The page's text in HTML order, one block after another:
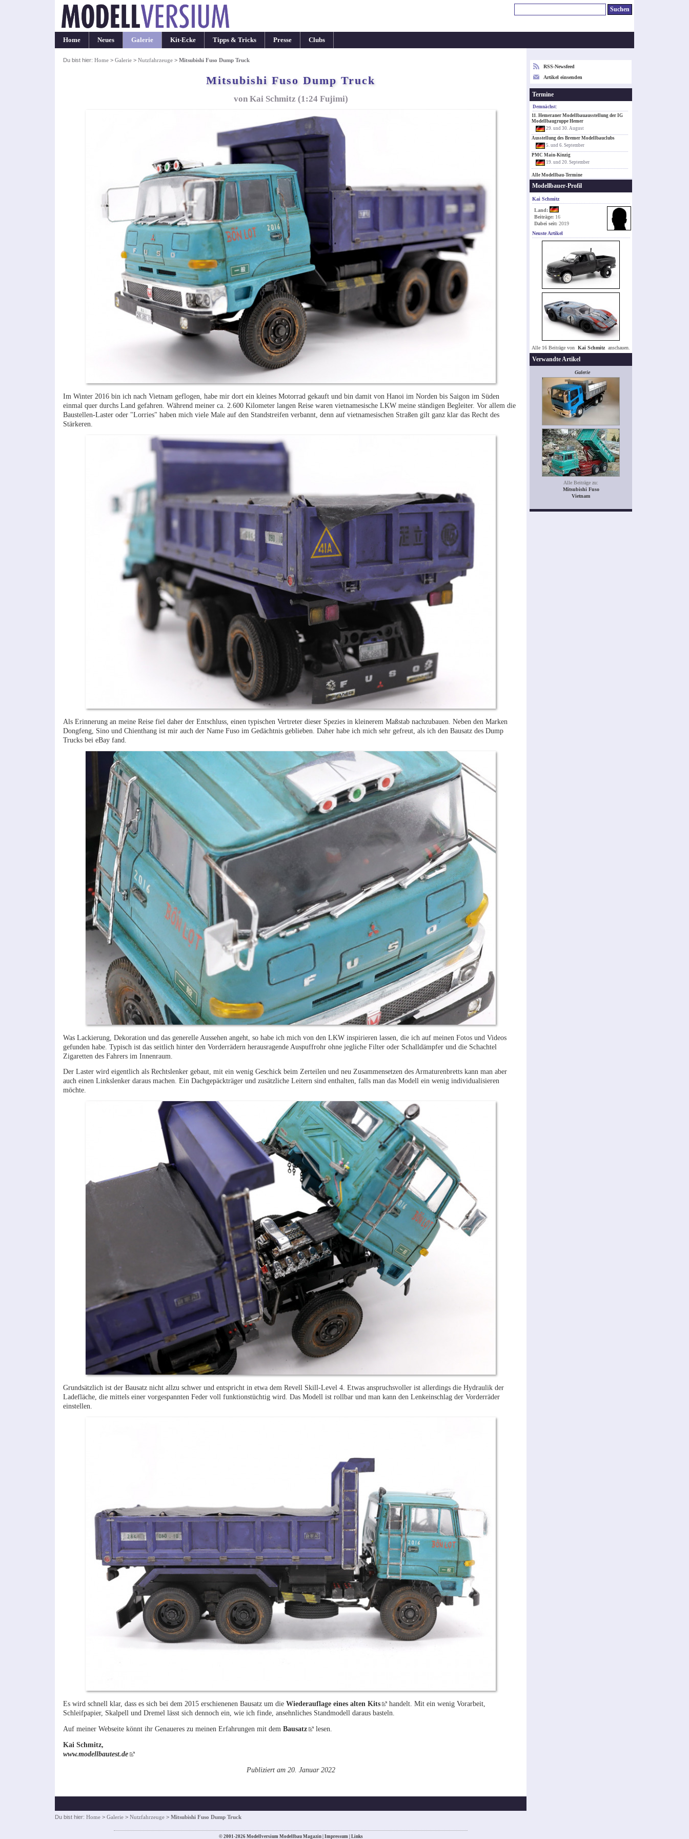
Home Neues Galerie Kit-Ecke Tipps & Tricks Presse Clubs
Du bist hier: Home> Galerie> Nutzfahrzeuge> Mitsubishi Fuso Dump Truck
Mitsubishi Fuso Dump Truck
von Kai Schmitz (1:24 Fujimi)
Im Winter 2016 bin ich nach Vietnam geflogen, habe mir dort ein kleines Motorrad gekauft und bin damit von Hanoi im Norden bis Saigon im Süden
einmal quer durchs Land gefahren. Während meiner ca. 2.600 Kilometer langen Reise waren vietnamesische LKW meine ständigen Begleiter. Vor allem die
Baustellen-Laster oder "Lorries" haben mich viele Male auf den Standstreifen verbannt, denn auf vietnamesischen Straßen gilt ganz klar das Recht des
Stärkeren.
Als Erinnerung an meine Reise fiel daher der Entschluss, einen typischen Vertreter dieser Spezies in kleinerem Maßstab nachzubauen. Neben den Marken
Dongfeng, Sino und Chienthang ist mir auch der Name Fuso im Gedächtnis geblieben. Daher habe ich mich sehr gefreut, als ich den Bausatz des Dump
Trucks bei eBay fand.
Was Lackierung, Dekoration und das generelle Aussehen angeht, so habe ich mich von den LKW inspirieren lassen, die ich auf meinen Fotos und Videos
gefunden habe. Typisch ist das seitlich hinter den Vorderrädern herausragende Auspuffrohr ohne jegliche Filter oder Schalldämpfer und die Schachtel
Zigaretten des Fahrers im Innenraum.
Der Laster wird eigentlich als Rechtslenker gebaut, mit ein wenig Geschick beim Zerteilen und neu Zusammensetzen des Armaturenbretts kann man aber
auch einen Linkslenker daraus machen. Ein Dachgepäckträger und zusätzliche Leitern sind enthalten, falls man das Modell ein wenig individualisieren
möchte.
Grundsätzlich ist der Bausatz nicht allzu schwer und entspricht in etwa dem Revell Skill-Level 4. Etwas anspruchsvoller ist allerdings die Hydraulik der
Ladefläche, die mittels einer vorgespannten Feder voll funktionstüchtig wird. Das Modell ist rollbar und man kann den Lenkeinschlag der Vorderräder
einstellen.
Es wird schnell klar, dass es sich bei dem 2015 erschienenen Bausatz um die Wiederauflage eines alten Kits
handelt. Mit ein wenig Vorarbeit,
Schleifpapier, Skalpell und Dremel lässt sich dennoch ein, wie ich finde, ansehnliches Standmodell daraus basteln.
Auf meiner Webseite könnt ihr Genaueres zu meinen Erfahrungen mit dem Bausatz
lesen.
Kai Schmitz,
www.modellbautest.de
Publiziert am 20. Januar 2022
Du bist hier: Home > Galerie > Nutzfahrzeuge > Mitsubishi Fuso Dump Truck
© 2001-2026 Modellversium Modellbau Magazin | Impressum| Links
RSS-Newsfeed
Artikel einsenden
Termine
Demnächst:
11. Hemeraner Modellbauausstellung der IG
Modellbaugruppe Hemer
29. und 30. August
Ausstellung des Bremer Modellbauclubs
5. und 6. September
PMC Main-Kinzig
19. und 20. September
Alle Modellbau-Termine
Modellbauer-Profil
Kai Schmitz
Land:
Beiträge: 16
Dabei seit: 2019
Neuste Artikel
Alle 16 Beiträge von Kai Schmitz anschauen.
Verwandte Artikel
Galerie
Alle Beiträge zu:
Mitsubishi Fuso
Vietnam